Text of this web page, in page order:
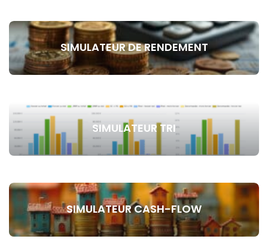
SIMULATEUR DE RENDEMENT
SIMULATEUR TRI
SIMULATEUR CASH-FLOW